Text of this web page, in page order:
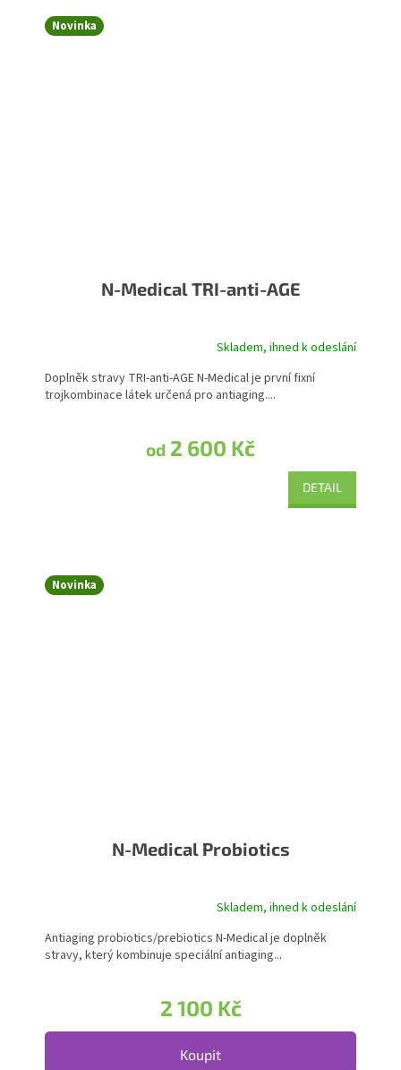
Novinka
N-Medical TRI-anti-AGE
Skladem, ihned k odeslání
od 2 600 Kč
DETAIL
Doplněk stravy TRI-anti-AGE N-Medical je první fixní
trojkombinace látek určená pro antiaging....
Novinka
N-Medical Probiotics
Skladem, ihned k odeslání
2 100 Kč
Koupit
Antiaging probiotics/prebiotics N-Medical je doplněk
stravy, který kombinuje speciální antiaging...